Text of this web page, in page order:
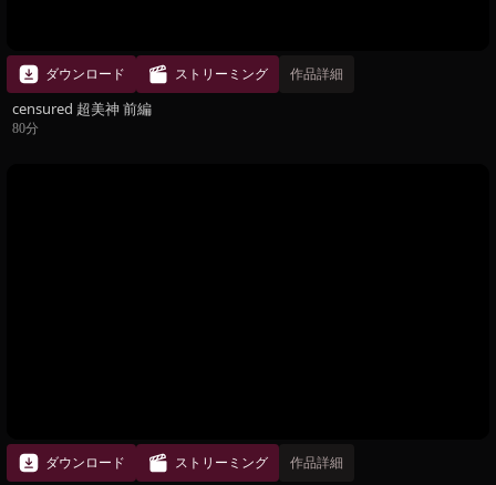
ダウンロード ストリーミング 作品詳細
censured 超美神 前編
80分
ダウンロード ストリーミング 作品詳細